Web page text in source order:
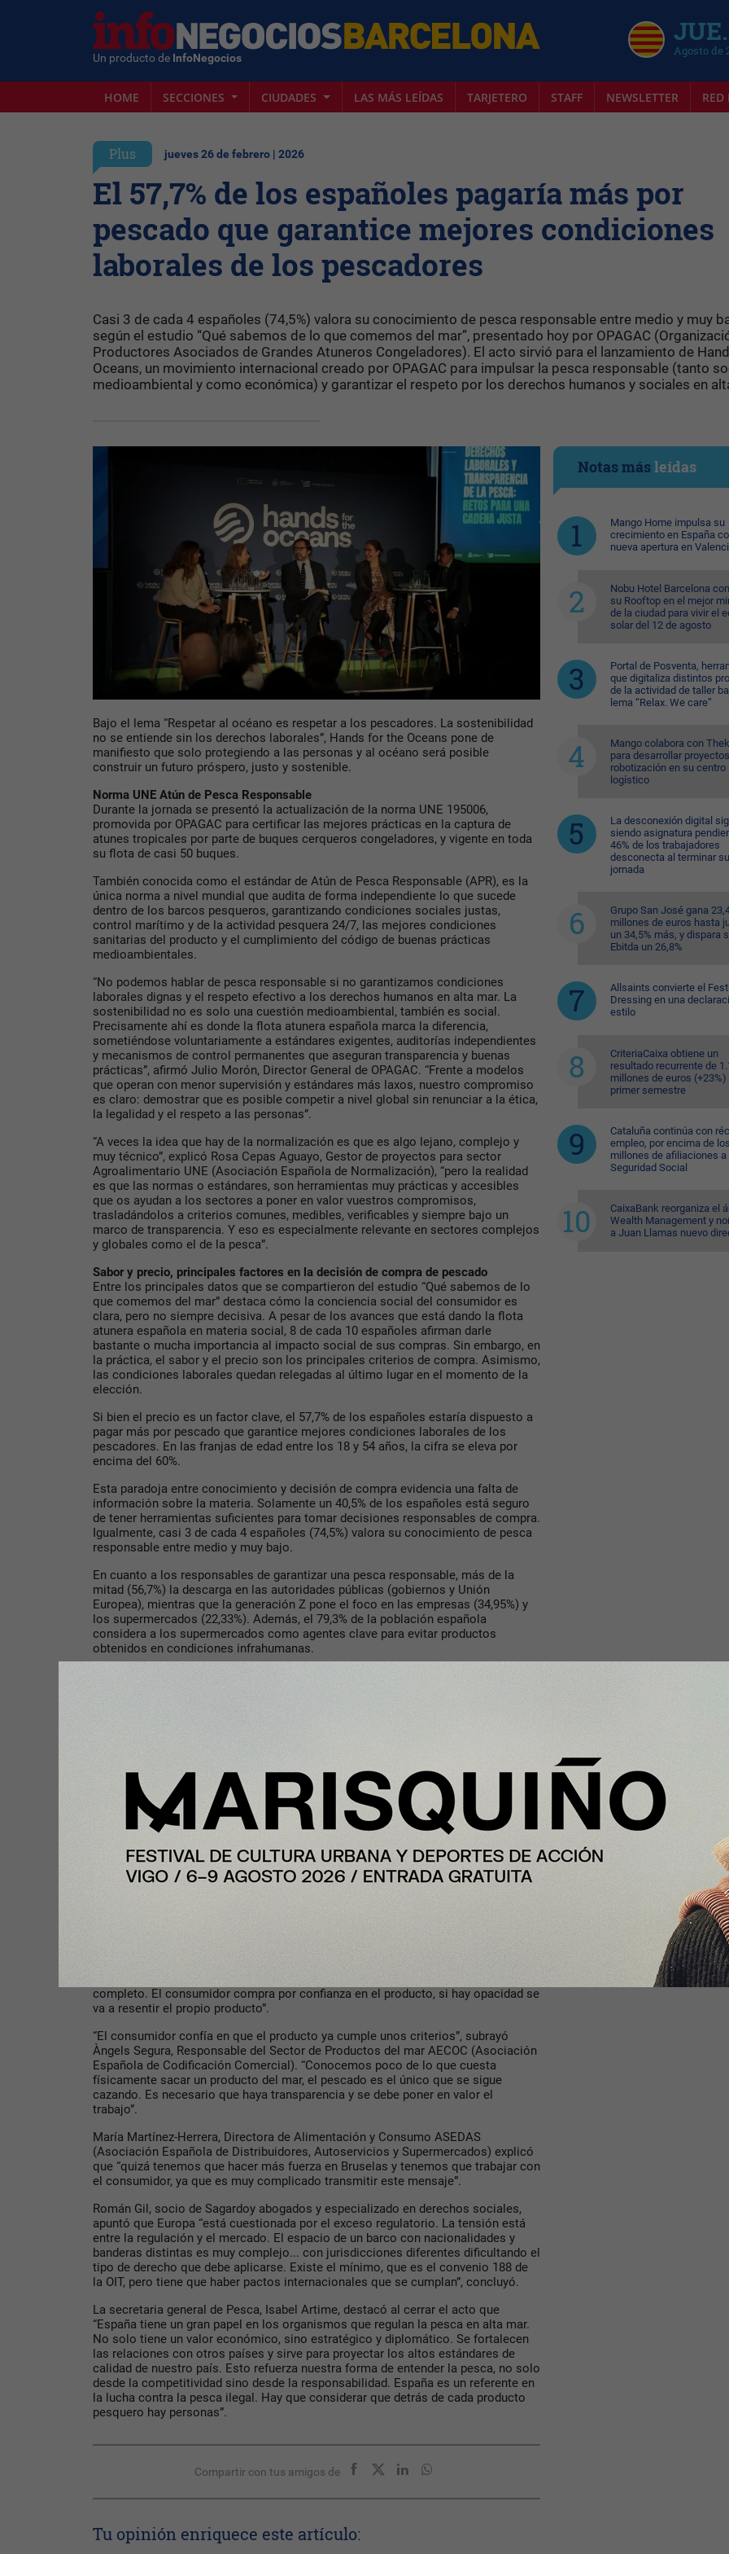
Un producto de InfoNegocios Agosto de
HOME SECCIONES CIUDADES LAS MÁS LEÍDAS TARJETERO STAFF NEWSLETTER RED
Plus jueves 26 de febrero | 2026
El 57,7% de los españoles pagaría más por
pescado que garantice mejores condiciones
laborales de los pescadores
Casi 3 de cada 4 españoles (74,5%) valora su conocimiento de pesca responsable entre medio y muy
según el estudio “Qué sabemos de lo que comemos del mar”, presentado hoy por OPAGAC
Productores Asociados de Grandes Atuneros Congeladores). El acto sirvió para el lanzamiento de
Oceans, un movimiento internacional creado por OPAGAC para impulsar la pesca responsable (tanto
medioambiental y como económica) y garantizar el respeto por los derechos humanos y sociales en
Bajo el lema “Respetar al océano es respetar a los pescadores. La sostenibilidad
no se entiende sin los derechos laborales”, Hands for the Oceans pone de
manifiesto que solo protegiendo a las personas y al océano será posible
construir un futuro próspero, justo y sostenible.
Norma UNE Atún de Pesca Responsable
Durante la jornada se presentó la actualización de la norma UNE 195006,
promovida por OPAGAC para certificar las mejores prácticas en la captura de
atunes tropicales por parte de buques cerqueros congeladores, y vigente en toda
su flota de casi 50 buques.
También conocida como el estándar de Atún de Pesca Responsable (APR), es la
única norma a nivel mundial que audita de forma independiente lo que sucede
dentro de los barcos pesqueros, garantizando condiciones sociales justas,
control marítimo y de la actividad pesquera 24/7, las mejores condiciones
sanitarias del producto y el cumplimiento del código de buenas prácticas
medioambientales.
“No podemos hablar de pesca responsable si no garantizamos condiciones
laborales dignas y el respeto efectivo a los derechos humanos en alta mar. La
sostenibilidad no es solo una cuestión medioambiental, también es social.
Precisamente ahí es donde la flota atunera española marca la diferencia,
sometiéndose voluntariamente a estándares exigentes, auditorías independientes
y mecanismos de control permanentes que aseguran transparencia y buenas
prácticas”, afirmó Julio Morón, Director General de OPAGAC. “Frente a modelos
que operan con menor supervisión y estándares más laxos, nuestro compromiso
es claro: demostrar que es posible competir a nivel global sin renunciar a la ética,
la legalidad y el respeto a las personas”.
“A veces la idea que hay de la normalización es que es algo lejano, complejo y
muy técnico”, explicó Rosa Cepas Aguayo, Gestor de proyectos para sector
Agroalimentario UNE (Asociación Española de Normalización), “pero la realidad
es que las normas o estándares, son herramientas muy prácticas y accesibles
que os ayudan a los sectores a poner en valor vuestros compromisos,
trasladándolos a criterios comunes, medibles, verificables y siempre bajo un
marco de transparencia. Y eso es especialmente relevante en sectores complejos
y globales como el de la pesca”.
Sabor y precio, principales factores en la decisión de compra de pescado
Entre los principales datos que se compartieron del estudio “Qué sabemos de lo
que comemos del mar” destaca cómo la conciencia social del consumidor es
clara, pero no siempre decisiva. A pesar de los avances que está dando la flota
atunera española en materia social, 8 de cada 10 españoles afirman darle
bastante o mucha importancia al impacto social de sus compras. Sin embargo, en
la práctica, el sabor y el precio son los principales criterios de compra. Asimismo,
las condiciones laborales quedan relegadas al último lugar en el momento de la
elección.
Si bien el precio es un factor clave, el 57,7% de los españoles estaría dispuesto a
pagar más por pescado que garantice mejores condiciones laborales de los
pescadores. En las franjas de edad entre los 18 y 54 años, la cifra se eleva por
encima del 60%.
Esta paradoja entre conocimiento y decisión de compra evidencia una falta de
información sobre la materia. Solamente un 40,5% de los españoles está seguro
de tener herramientas suficientes para tomar decisiones responsables de compra.
Igualmente, casi 3 de cada 4 españoles (74,5%) valora su conocimiento de pesca
responsable entre medio y muy bajo.
En cuanto a los responsables de garantizar una pesca responsable, más de la
mitad (56,7%) la descarga en las autoridades públicas (gobiernos y Unión
Europea), mientras que la generación Z pone el foco en las empresas (34,95%) y
los supermercados (22,33%). Además, el 79,3% de la población española
considera a los supermercados como agentes clave para evitar productos
obtenidos en condiciones infrahumanas.
La jornada contó además con una mesa redonda titulada “Derechos laborales y
transparencia de la pesca: retos para una cadena justa”, que reunió a destacados
expertos del sector para abordar, desde diferentes perspectivas complementarias,
los desafíos sociales que afronta la actividad pesquera a nivel global.
El debate puso sobre la mesa como la sostenibilidad no puede entenderse
únicamente en términos medioambientales. Garantizar condiciones laborales
dignas, reforzar los mecanismos de supervisión y avanzar hacia una transparencia
María Segura de la Monja, Responsable de Seguridad Alimentaria y Medio
Ambiente ANGED (Asociación Nacional de Grandes Empresas de Distribución)
destacó la importancia de Hands for the Oceans: “Este tipo de iniciativas son muy
útiles, la pesca es una cadena tan larga que el consumidor no la conoce por
completo. El consumidor compra por confianza en el producto, si hay opacidad se
va a resentir el propio producto”.
“El consumidor confía en que el producto ya cumple unos criterios”, subrayó
Àngels Segura, Responsable del Sector de Productos del mar AECOC (Asociación
Española de Codificación Comercial). “Conocemos poco de lo que cuesta
físicamente sacar un producto del mar, el pescado es el único que se sigue
cazando. Es necesario que haya transparencia y se debe poner en valor el
trabajo”.
María Martínez-Herrera, Directora de Alimentación y Consumo ASEDAS
(Asociación Española de Distribuidores, Autoservicios y Supermercados) explicó
que “quizá tenemos que hacer más fuerza en Bruselas y tenemos que trabajar con
el consumidor, ya que es muy complicado transmitir este mensaje”.
Román Gil, socio de Sagardoy abogados y especializado en derechos sociales,
apuntó que Europa “está cuestionada por el exceso regulatorio. La tensión está
entre la regulación y el mercado. El espacio de un barco con nacionalidades y
banderas distintas es muy complejo... con jurisdicciones diferentes dificultando el
tipo de derecho que debe aplicarse. Existe el mínimo, que es el convenio 188 de
la OIT, pero tiene que haber pactos internacionales que se cumplan”, concluyó.
La secretaria general de Pesca, Isabel Artime, destacó al cerrar el acto que
“España tiene un gran papel en los organismos que regulan la pesca en alta mar.
No solo tiene un valor económico, sino estratégico y diplomático. Se fortalecen
las relaciones con otros países y sirve para proyectar los altos estándares de
calidad de nuestro país. Esto refuerza nuestra forma de entender la pesca, no solo
desde la competitividad sino desde la responsabilidad. España es un referente en
la lucha contra la pesca ilegal. Hay que considerar que detrás de cada producto
pesquero hay personas”.
Compartir con tus amigos de
Tu opinión enriquece este artículo:
Notas másleídas
Mango Home impulsa su
crecimiento en España
nueva apertura en
Nobu Hotel Barcelona
su Rooftop en el mejor
de la ciudad para vivir el
solar del 12 de agosto
Portal de Posventa,
que digitaliza distintos
de la actividad de taller
lema “Relax. We care”
Mango colabora con
para desarrollar
robotización en su centro
logístico
La desconexión digital
siendo asignatura
46% de los trabajadores
desconecta al terminar su
jornada
Grupo San José gana
millones de euros hasta
un 34,5% más, y dispara
Ebitda un 26,8%
Allsaints convierte el
Dressing en una
estilo
CriteriaCaixa obtiene un
resultado recurrente de
millones de euros (+23%)
primer semestre
Cataluña continúa con
empleo, por encima de
millones de afiliaciones a
Seguridad Social
CaixaBank reorganiza el
Wealth Management y
a Juan Llamas nuevo